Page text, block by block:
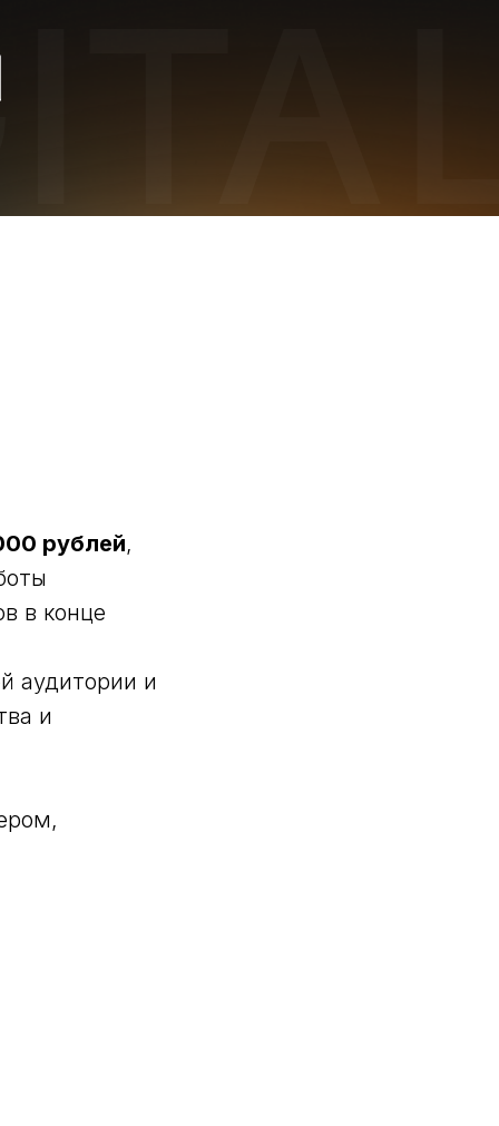
рублей,
в конце
аудитории и
и